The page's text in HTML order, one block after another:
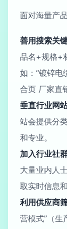
面对海量产
善用搜索关
品名+规格+
如：“镀锌电
合页 厂家直
垂直行业网
站会提供分
和专业。
加入行业社
大量业内人
取实时信息
利用供应商
营模式”（生